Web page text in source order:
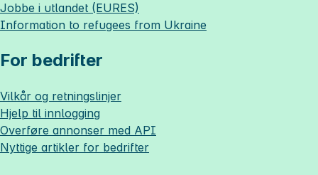
Jobbe i utlandet (EURES)
Information to refugees from Ukraine
For bedrifter
Vilkår og retningslinjer
Hjelp til innlogging
Overføre annonser med API
Nyttige artikler for bedrifter